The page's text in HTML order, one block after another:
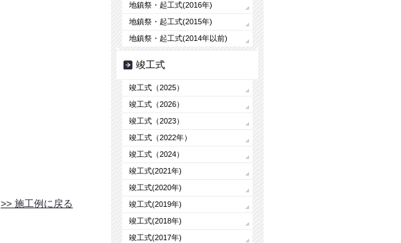
>> 施工例に戻る
地鎮祭・起工式(2016年)
地鎮祭・起工式(2015年)
地鎮祭・起工式(2014年以前)
竣工式
竣工式（2025）
竣工式（2026）
竣工式（2023）
竣工式（2022年）
竣工式（2024）
竣工式(2021年)
竣工式(2020年)
竣工式(2019年)
竣工式(2018年)
竣工式(2017年)